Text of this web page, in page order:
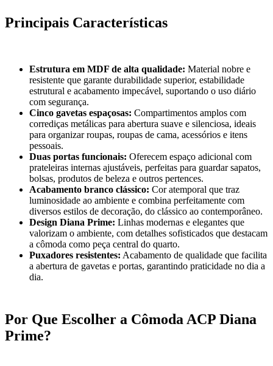
Principais Características
Estrutura em MDF de alta qualidade: Material nobre e
resistente que garante durabilidade superior, estabilidade
estrutural e acabamento impecável, suportando o uso diário
com segurança.
Cinco gavetas espaçosas: Compartimentos amplos com
corrediças metálicas para abertura suave e silenciosa, ideais
para organizar roupas, roupas de cama, acessórios e itens
pessoais.
Duas portas funcionais: Oferecem espaço adicional com
prateleiras internas ajustáveis, perfeitas para guardar sapatos,
bolsas, produtos de beleza e outros pertences.
Acabamento branco clássico: Cor atemporal que traz
luminosidade ao ambiente e combina perfeitamente com
diversos estilos de decoração, do clássico ao contemporâneo.
Design Diana Prime: Linhas modernas e elegantes que
valorizam o ambiente, com detalhes sofisticados que destacam
a cômoda como peça central do quarto.
Puxadores resistentes: Acabamento de qualidade que facilita
a abertura de gavetas e portas, garantindo praticidade no dia a
dia.
Por Que Escolher a Cômoda ACP Diana
Prime?